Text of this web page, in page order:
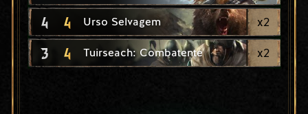
4 4 Urso Selvagem x2
3 4 Tuirseach: Combatente x2